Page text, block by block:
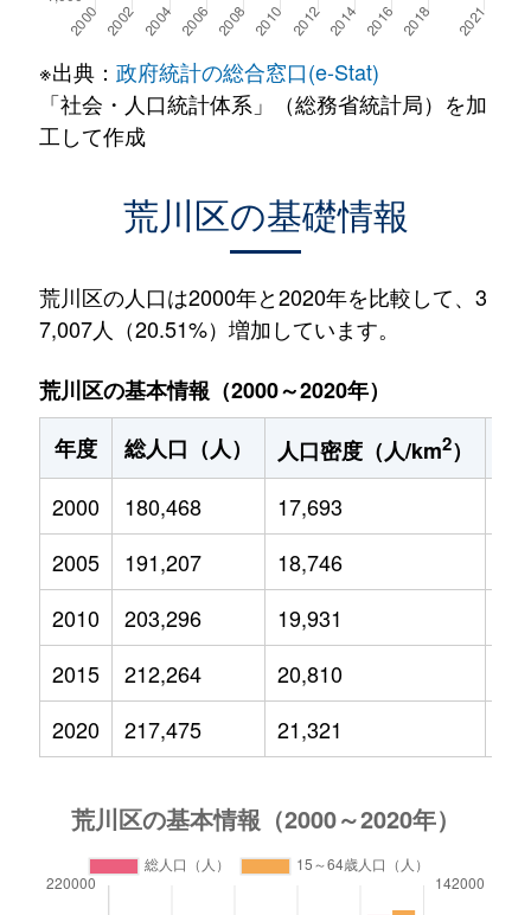
※出典： 政府統計の総合窓口(e-Stat)
「社会・人口統計体系」（総務省統計局）を加
工して作成
荒川区の基礎情報
荒川区の人口は2000年と2020年を比較して、3
7,007人（20.51%）増加しています。
荒川区の基本情報（2000～2020年）
年度
総人口（人） 人口密度（人/km2）
2000
180,468 17,693
2005
191,207 18,746
2010
203,296 19,931
2015
212,264 20,810
2020
217,475 21,321